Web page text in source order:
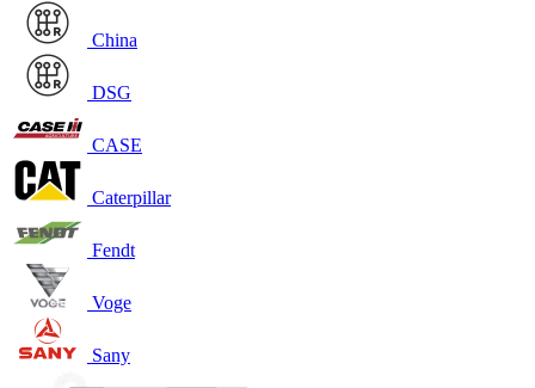
China
DSG
CASE
Caterpillar
Fendt
Voge
Sany